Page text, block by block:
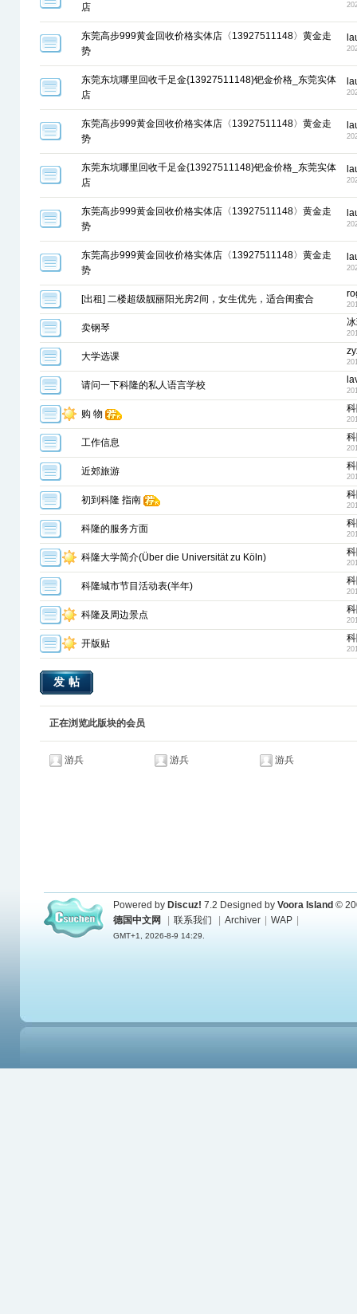
店
东莞高步999黄金回收价格实体店〈13927511148〉黄金走
势
东莞东坑哪里回收千足金{13927511148}钯金价格_东莞实体
店
东莞高步999黄金回收价格实体店〈13927511148〉黄金走
势
东莞东坑哪里回收千足金{13927511148}钯金价格_东莞实体
店
东莞高步999黄金回收价格实体店〈13927511148〉黄金走
势
东莞高步999黄金回收价格实体店〈13927511148〉黄金走
势
[出租] 二楼超级靓丽阳光房2间，女生优先，适合闺蜜合
卖钢琴
大学选课
请问一下科隆的私人语言学校
购 物
工作信息
近郊旅游
初到科隆 指南
科隆的服务方面
科隆大学简介(Über die Universität zu Köln)
科隆城市节目活动表(半年)
科隆及周边景点
开版贴
发帖
正在浏览此版块的会员
游兵 游兵 游兵
Powered by Discuz! 7.2 Designed by Voora Island ©
德国中文网
联系我们 Archiver WAP
GMT+1, 2026-8-9 14:29.